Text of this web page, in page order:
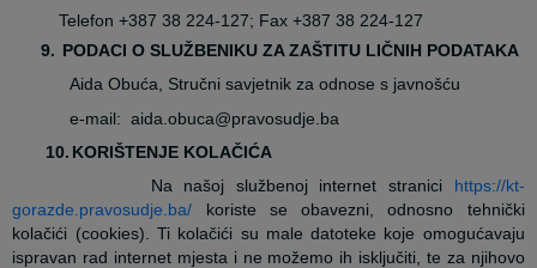
Telefon +387 38 224-127; Fax +387 38 224-127
9. PODACI O SLUŽBENIKU ZA ZAŠTITU LIČNIH PODATAKA
Aida Obuća, Stručni savjetnik za odnose s javnošću
e-mail: aida.obuca@pravosudje.ba
KORIŠTENJE KOLAČIĆA
Na našoj službenoj internet stranici
https://kt-
gorazde.pravosudje.ba/ koriste
se obavezni, odnosno tehnički
kolačići (cookies). Ti kolačići su male datoteke koje omogućavaju
ispravan rad internet mjesta i ne možemo ih isključiti, te za njihovo